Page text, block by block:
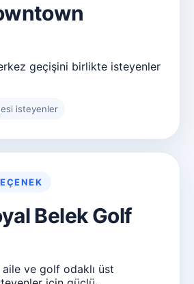
geçişini birlikte isteyenler
isteyenler
Belek Golf
aile ve golf odaklı üst